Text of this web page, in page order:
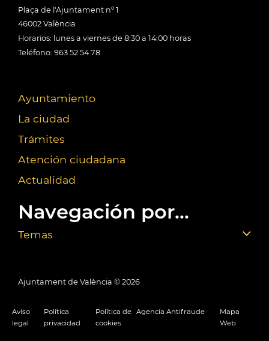
Plaça de l'Ajuntament nº 1
46002 València
Horarios: lunes a viernes de 8:30 a 14:00 horas
Teléfono: 963 52 54 78
Ayuntamiento
La ciudad
Trámites
Atención ciudadana
Actualidad
Navegación por...
Temas
Ajuntament de València © 2026
Aviso
legal
Política
privacidad
Política de
cookies
Agencia Antifraude
Mapa
Web